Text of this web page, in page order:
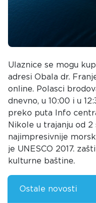
Ulaznice se mogu
adresi Obala dr.
online. Polasci
dnevno, u 10:00 i u
preko puta Info
Nikole u trajanju od
najimpresivnije
je UNESCO 2017.
kulturne baštine.
Ostale novosti